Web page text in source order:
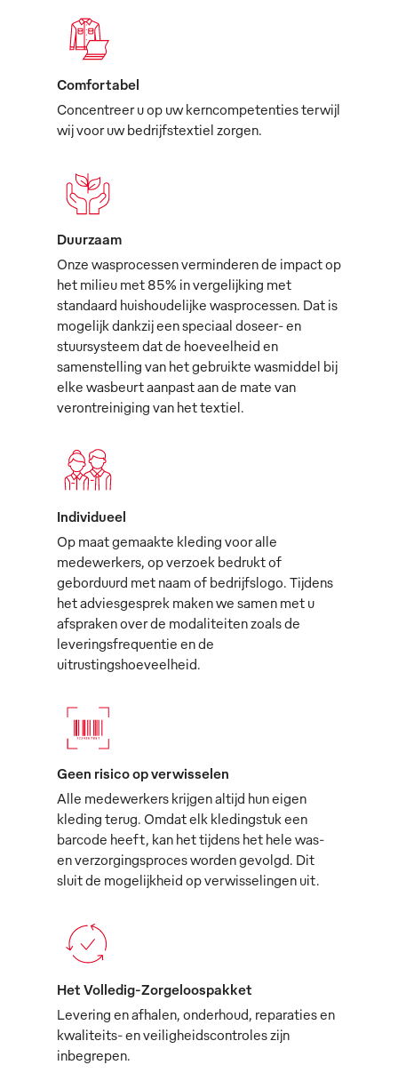
Comfortabel
Concentreer u op uw kerncompetenties terwijl
wij voor uw bedrijfstextiel zorgen.
Duurzaam
Onze wasprocessen verminderen de impact op
het milieu met 85% in vergelijking met
standaard huishoudelijke wasprocessen. Dat is
mogelijk dankzij een speciaal doseer- en
stuursysteem dat de hoeveelheid en
samenstelling van het gebruikte wasmiddel bij
elke wasbeurt aanpast aan de mate van
verontreiniging van het textiel.
Individueel
Op maat gemaakte kleding voor alle
medewerkers, op verzoek bedrukt of
geborduurd met naam of bedrijfslogo. Tijdens
het adviesgesprek maken we samen met u
afspraken over de modaliteiten zoals de
leveringsfrequentie en de
uitrustingshoeveelheid.
Geen risico op verwisselen
Alle medewerkers krijgen altijd hun eigen
kleding terug. Omdat elk kledingstuk een
barcode heeft, kan het tijdens het hele was-
en verzorgingsproces worden gevolgd. Dit
sluit de mogelijkheid op verwisselingen uit.
Het Volledig-Zorgeloospakket
Levering en afhalen, onderhoud, reparaties en
kwaliteits- en veiligheidscontroles zijn
inbegrepen.